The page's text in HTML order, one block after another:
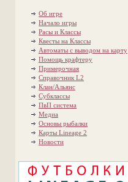
Об игре
Начало игры
Расы и Классы
Квесты на Классы
Автоматы с выводом на карту
Помощь крафтеру
Примерочная
Справочник L2
Клан/Альянс
Субклассы
ПвП система
Медиа
Основы рыбалки
Карты Lineage 2
Новости